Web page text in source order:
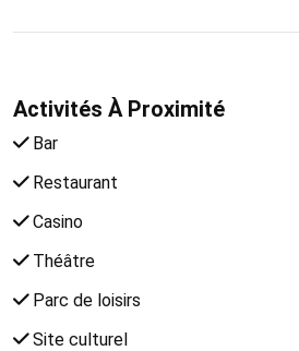
Activités À Proximité
Bar
Restaurant
Casino
Théâtre
Parc de loisirs
Site culturel